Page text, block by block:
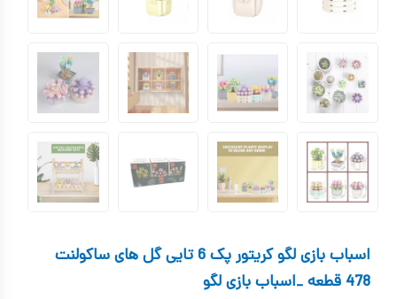
اسباب بازی علمی
اسباب بازی مشاغل
اتاق کودک
اسباب بازی لگو کریتور پک 6 تایی گل های ساکولنت
478 قطعه _اسباب بازی لگو